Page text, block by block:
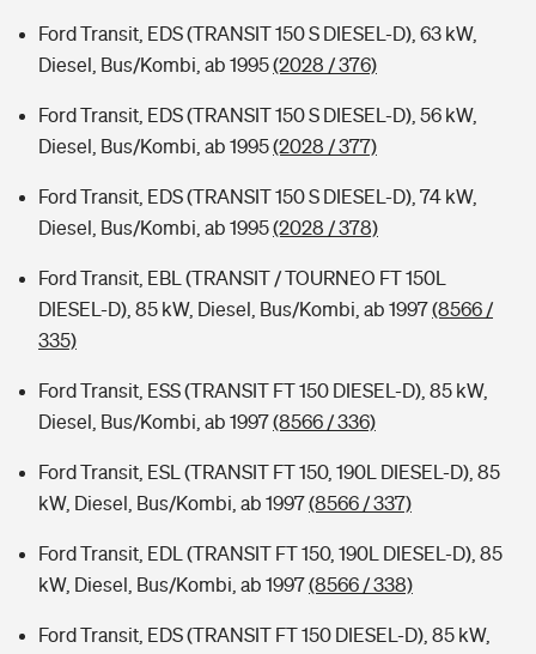
Ford Transit, EDS (TRANSIT 150 S DIESEL-D), 63 kW,
Diesel, Bus/Kombi, ab 1995(2028 / 376)
Ford Transit, EDS (TRANSIT 150 S DIESEL-D), 56 kW,
Diesel, Bus/Kombi, ab 1995(2028 / 377)
Ford Transit, EDS (TRANSIT 150 S DIESEL-D), 74 kW,
Diesel, Bus/Kombi, ab 1995(2028 / 378)
Ford Transit, EBL (TRANSIT / TOURNEO FT 150L
DIESEL-D), 85 kW, Diesel, Bus/Kombi, ab 1997(8566 /
335)
Ford Transit, ESS (TRANSIT FT 150 DIESEL-D), 85 kW,
Diesel, Bus/Kombi, ab 1997(8566 / 336)
Ford Transit, ESL (TRANSIT FT 150, 190L DIESEL-D), 85
kW, Diesel, Bus/Kombi, ab 1997(8566 / 337)
Ford Transit, EDL (TRANSIT FT 150, 190L DIESEL-D), 85
kW, Diesel, Bus/Kombi, ab 1997(8566 / 338)
Ford Transit, EDS (TRANSIT FT 150 DIESEL-D), 85 kW,